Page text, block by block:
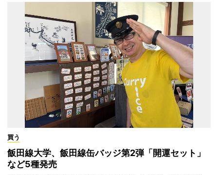
買う
飯田線大学、飯田線缶バッジ第2弾「開運セット」
など5種発売